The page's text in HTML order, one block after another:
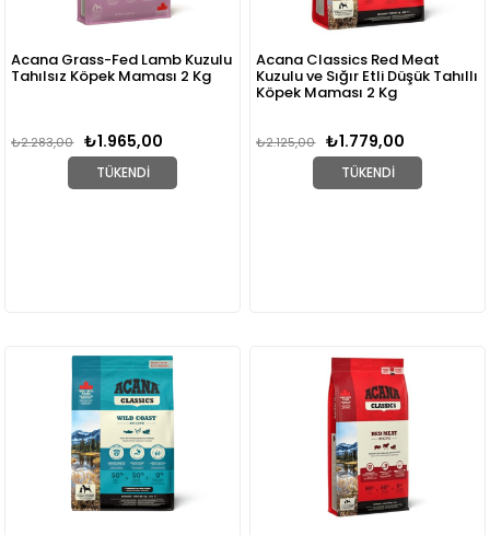
TÜKENDI
Acana Grass-Fed Lamb Kuzulu
Tahılsız Köpek Maması 2 Kg
₺1.965,00
₺2.283,00
TÜKENDI
Acana Classics Red Meat
Kuzulu ve Sığır Etli Düşük Tahıllı
Köpek Maması 2 Kg
₺1.779,00
₺2.125,00